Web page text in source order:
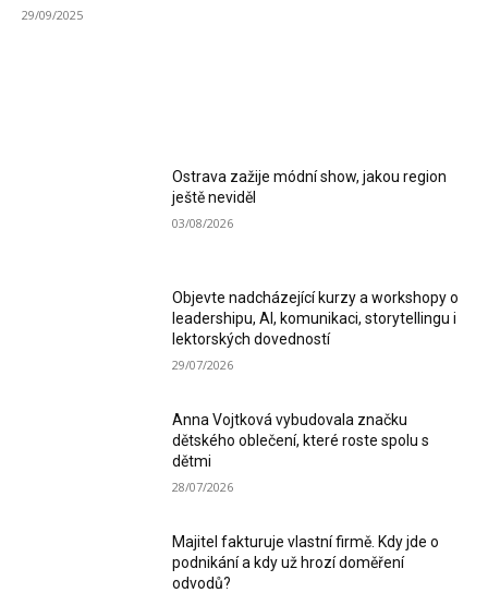
29/09/2025
Ostrava zažije módní show, jakou region
ještě neviděl
03/08/2026
Objevte nadcházející kurzy a workshopy o
leadershipu, AI, komunikaci, storytellingu i
lektorských dovedností
29/07/2026
Anna Vojtková vybudovala značku
dětského oblečení, které roste spolu s
dětmi
28/07/2026
Majitel fakturuje vlastní firmě. Kdy jde o
podnikání a kdy už hrozí doměření
odvodů?